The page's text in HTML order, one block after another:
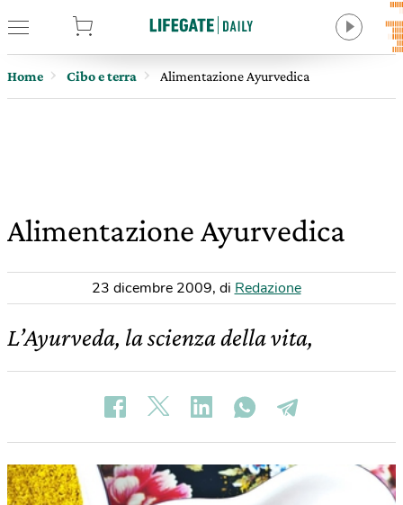
Home Cibo e terra Alimentazione Ayurvedica
Alimentazione Ayurvedica
23 dicembre 2009, di Redazione
L’Ayurveda, la scienza della vita,